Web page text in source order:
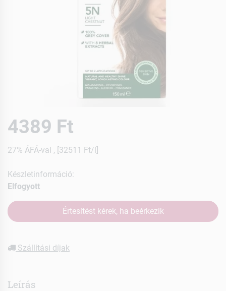
4389 Ft
27% ÁFÁ-val , [32511 Ft/l]
Készletinformáció:
Elfogyott
Értesítést kérek, ha beérkezik
Szállítási díjak
Leírás